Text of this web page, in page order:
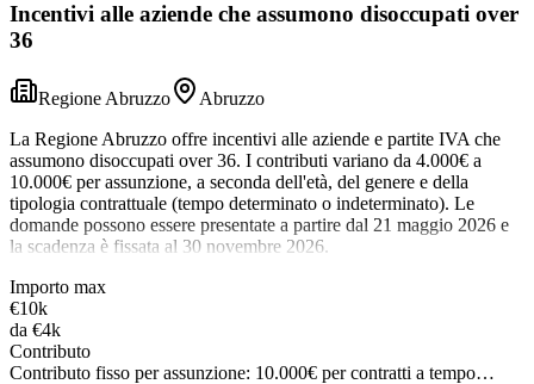
Incentivi alle aziende che assumono disoccupati over
36
Regione Abruzzo
Abruzzo
La Regione Abruzzo offre incentivi alle aziende e partite IVA che
assumono disoccupati over 36. I contributi variano da 4.000€ a
10.000€ per assunzione, a seconda dell'età, del genere e della
tipologia contrattuale (tempo determinato o indeterminato). Le
domande possono essere presentate a partire dal 21 maggio 2026 e
la scadenza è fissata al 30 novembre 2026.
Importo max
€10k
da €4k
Contributo
Contributo fisso per assunzione: 10.000€ per contratti a tempo…